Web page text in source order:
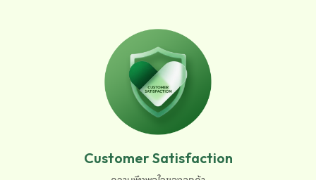
Customer Satisfaction